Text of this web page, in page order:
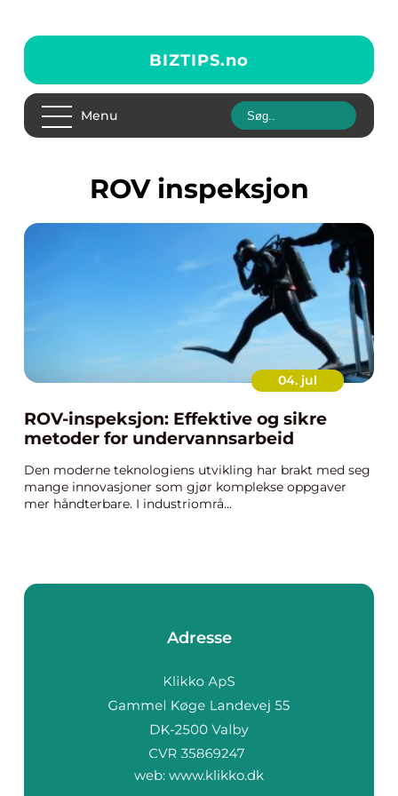
BIZTIPS.no
Menu
ROV inspeksjon
04. jul
ROV-inspeksjon: Effektive og sikre
metoder for undervannsarbeid
Den moderne teknologiens utvikling har brakt med seg
mange innovasjoner som gjør komplekse oppgaver
mer håndterbare. I industriområ...
Adresse
web: www.klikko.dk